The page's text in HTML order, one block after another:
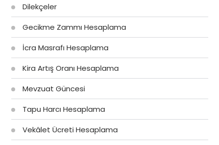
Dilekçeler
Gecikme Zammı Hesaplama
İcra Masrafı Hesaplama
Kira Artış Oranı Hesaplama
Mevzuat Güncesi
Tapu Harcı Hesaplama
Vekâlet Ücreti Hesaplama